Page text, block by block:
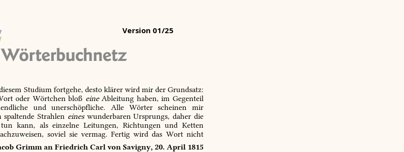
Version 01/25
Studium fortgehe, desto klärer wird mir der Grundsatz:
oder Wörtchen bloß eineAbleitung haben, im Gegenteil
und unerschöpfliche. Alle Wörter scheinen mir
spaltende Strahlen eineswunderbaren Ursprungs, daher die
kann, als einzelne Leitungen, Richtungen und Ketten
soviel sie vermag. Fertig wird das Wort nicht
Grimm an Friedrich Carl von Savigny, 20. April 1815